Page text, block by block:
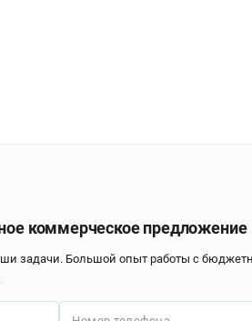
коммерческое предложение
задачи. Большой опыт работы с